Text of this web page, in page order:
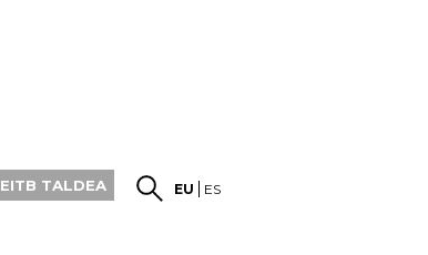
EITB TALDEA EU ES